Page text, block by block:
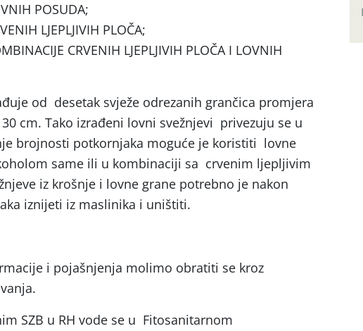
POSUDA;
LJEPLJIVIH PLOČA;
CRVENIH LJEPLJIVIH PLOČA I LOVNIH
od desetak svježe odrezanih grančica promjera
cm. Tako izrađeni lovni svežnjevi privezuju se u
brojnosti potkornjaka moguće je koristiti lovne
same ili u kombinaciji sa crvenim ljepljivim
iz krošnje i lovne grane potrebno je nakon
iznijeti iz maslinika i uništiti.
i pojašnjenja molimo obratiti se kroz
SZB u RH vode se u Fitosanitarnom